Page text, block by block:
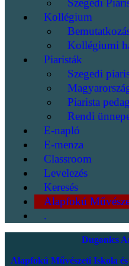
Szegedi
Kollégium
Kollégiumi
Piaristák
Szegedi
Piarista
Rendi
E-napló
E-menza
Classroom
Levelezés
Keresés
Alapfokú
.
Dugonics
Alapfokú Művészeti Iskola